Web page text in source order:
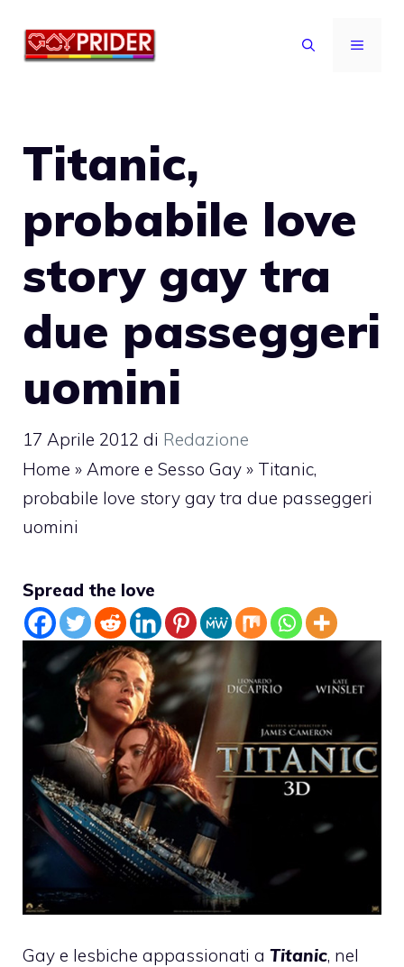
MENU
Titanic,
probabile love
story gay tra
due passeggeri
uomini
17 Aprile 2012 di Redazione
Home » Amore e Sesso Gay » Titanic,
probabile love story gay tra due passeggeri
uomini
Spread the love
Gay e lesbiche appassionati a Titanic, nel